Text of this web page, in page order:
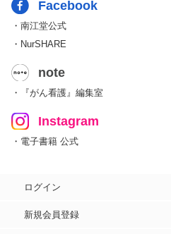
Facebook
・南江堂公式
・NurSHARE
note
・『がん看護』編集室
Instagram
・電子書籍 公式
ログイン
新規会員登録